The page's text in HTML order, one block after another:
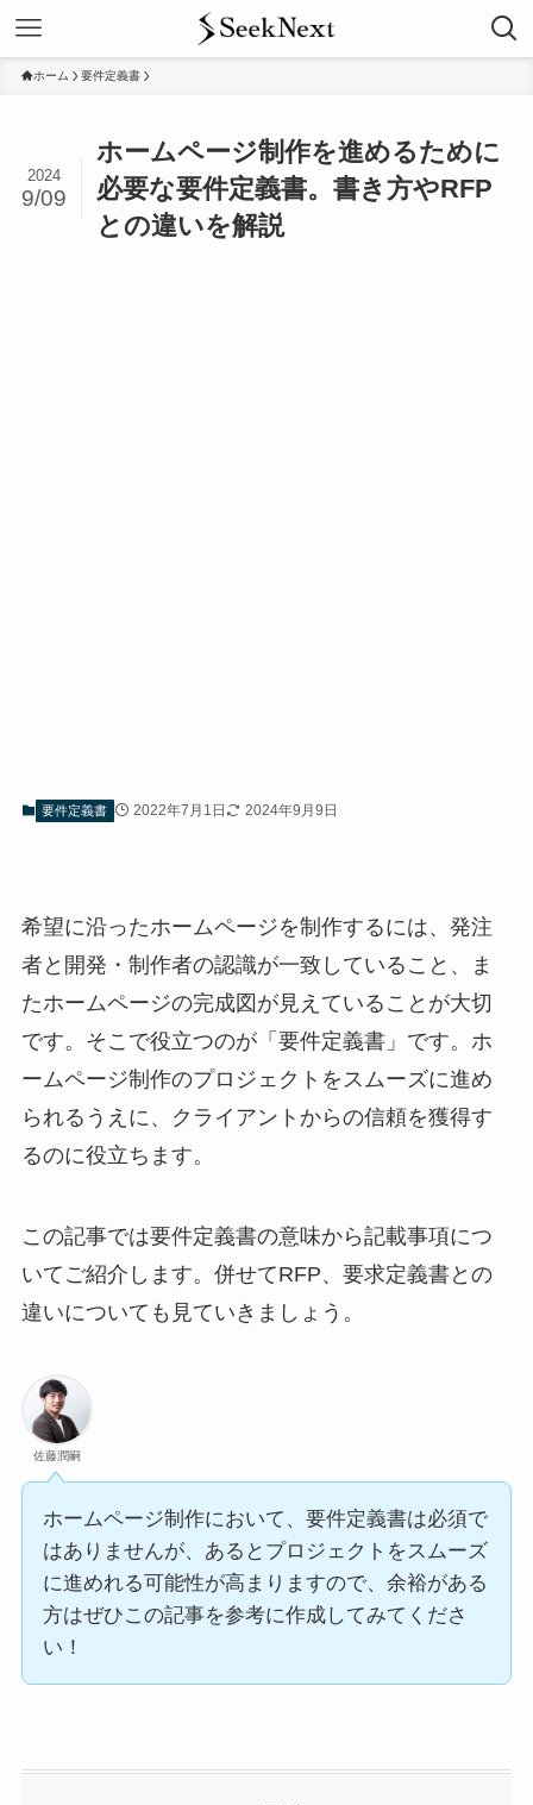
ホーム 要件定義書
ホームページ制作を進めるために
必要な要件定義書。書き方やRFP
との違いを解説
2024
9/09
要件定義書 2022年7月1日 2024年9月9日
希望に沿ったホームページを制作するには、発注
者と開発・制作者の認識が一致していること、ま
たホームページの完成図が見えていることが大切
です。そこで役立つのが「要件定義書」です。ホ
ームページ制作のプロジェクトをスムーズに進め
られるうえに、クライアントからの信頼を獲得す
るのに役立ちます。
この記事では要件定義書の意味から記載事項につ
いてご紹介します。併せてRFP、要求定義書との
違いについても見ていきましょう。
佐藤潤嗣
ホームページ制作において、要件定義書は必須で
はありませんが、あるとプロジェクトをスムーズ
に進めれる可能性が高まりますので、余裕がある
方はぜひこの記事を参考に作成してみてくださ
い！